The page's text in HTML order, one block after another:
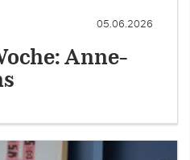
05.06.2026
Anne-